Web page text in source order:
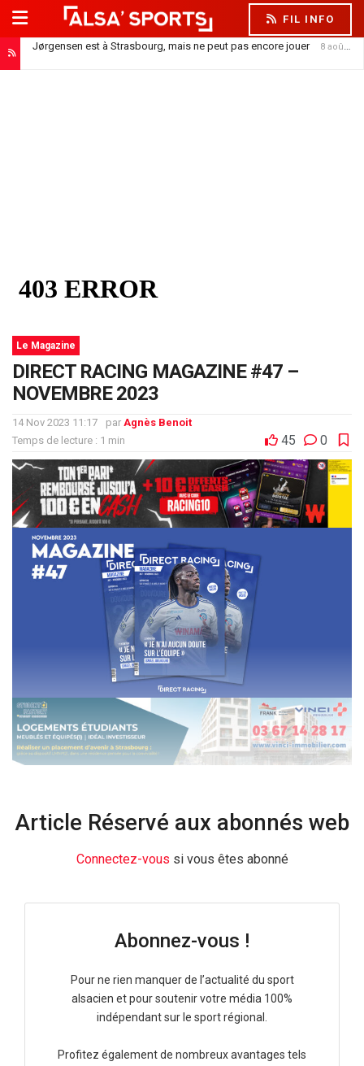
FIL INFO
Jørgensen est à Strasbourg, mais ne peut pas encore jouer 8 août 2026
Le Magazine
DIRECT RACING MAGAZINE #47 –
NOVEMBRE 2023
14 Nov 2023 11:17 par Agnès Benoit
Temps de lecture : 1 min
45 0
Article Réservé aux abonnés web
Connectez-vous si vous êtes abonné
Abonnez-vous !
Pour ne rien manquer de l’actualité du sport
alsacien et pour soutenir votre média 100%
indépendant sur le sport régional.
Profitez également de nombreux avantages tels